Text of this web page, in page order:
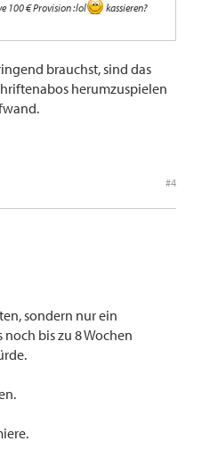
100 € Provision :lol
kassieren?
brauchst, sind das
herumzuspielen
#4
sondern nur ein
bis zu 8 Wochen